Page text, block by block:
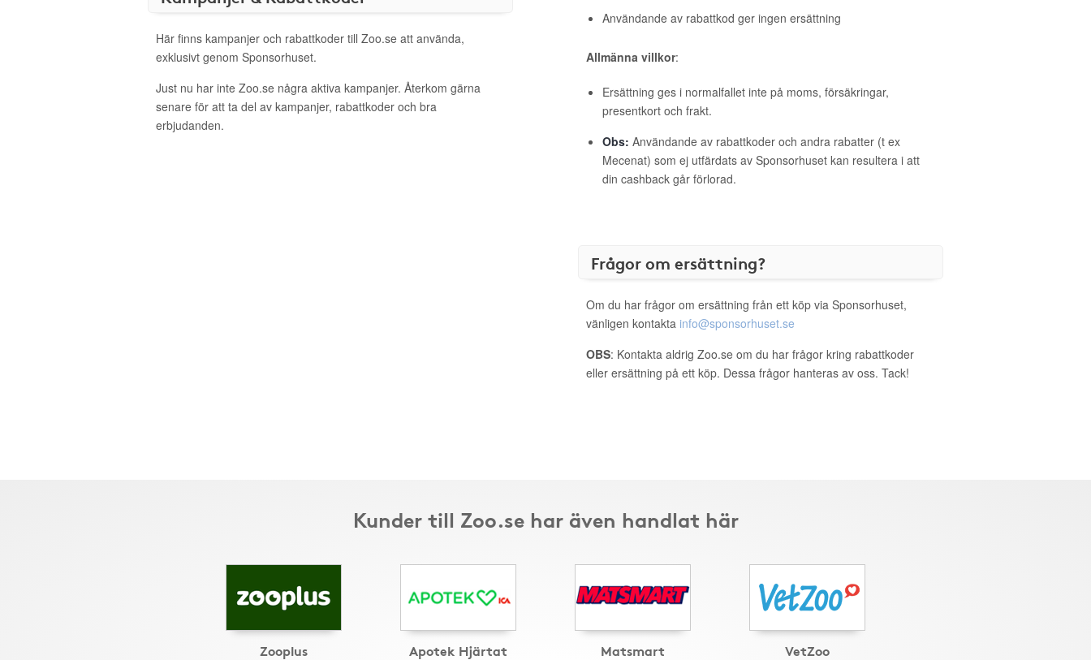
Här finns kampanjer och rabattkoder till Zoo.se att använda,
exklusivt genom Sponsorhuset.
Just nu har inte Zoo.se några aktiva kampanjer. Återkom gärna
senare för att ta del av kampanjer, rabattkoder och bra
erbjudanden.
Användande av rabattkod ger ingen ersättning
Allmänna villkor:
Ersättning ges i normalfallet inte på moms, försäkringar,
presentkort och frakt.
Obs: Användande av rabattkoder och andra rabatter (t ex
Mecenat) som ej utfärdats av Sponsorhuset kan resultera i att
din cashback går förlorad.
Frågor om ersättning?
Om du har frågor om ersättning från ett köp via Sponsorhuset,
vänligen kontakta info@sponsorhuset.se
OBS: Kontakta aldrig Zoo.se om du har frågor kring rabattkoder
eller ersättning på ett köp. Dessa frågor hanteras av oss. Tack!
Kunder till Zoo.se har även handlat här
Zooplus Apotek Hjärtat Matsmart VetZoo